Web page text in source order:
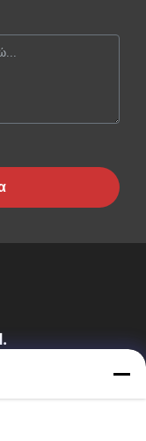
Με Εμάς